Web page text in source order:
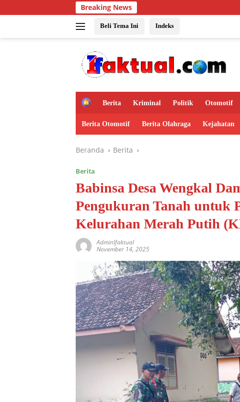
ke
Breaking News Babinsa
Beli Tema Ini Indeks
H
m
e
Berita Kriminal Politik Otomotif
Berita Otomotif Berita Olahraga Kejahatan
Beranda Berita
Berita
Babinsa Desa Wengkal
Pengukuran Tanah untuk
Kelurahan Merah Putih
AdminIfaktual
November 14, 2025